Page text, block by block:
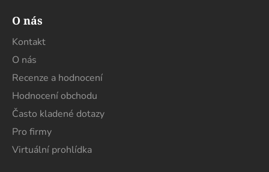
O nás
Kontakt
O nás
Recenze a hodnocení
Hodnocení obchodu
Často kladené dotazy
Pro firmy
Virtuální prohlídka